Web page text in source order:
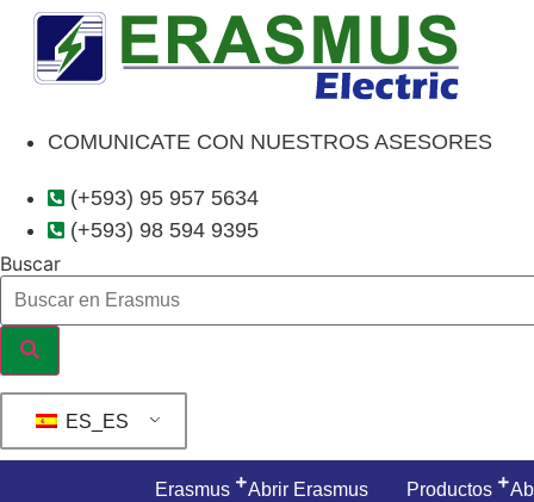
contenido
COMUNICATE CON NUESTROS ASESORES
(+593) 95 957 5634
(+593) 98 594 9395
Buscar
ES_ES
Erasmus Abrir Erasmus Productos